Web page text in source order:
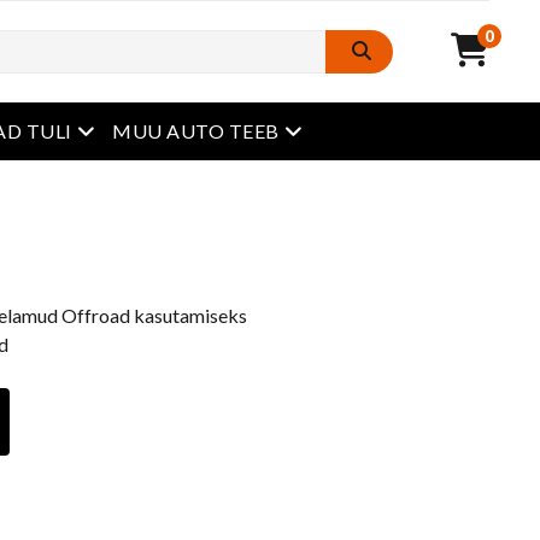
0
TULI avatud menüü
MUU AUTO TEEB avatud menüü
Offroad kasutamiseks